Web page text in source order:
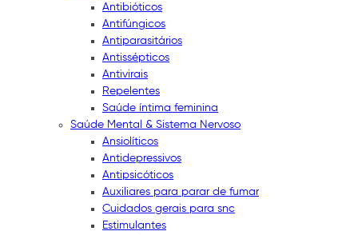
Antibióticos
Antifúngicos
Antiparasitários
Antissépticos
Antivirais
Repelentes
Saúde íntima feminina
Saúde Mental & Sistema Nervoso
Ansiolíticos
Antidepressivos
Antipsicóticos
Auxiliares para parar de fumar
Cuidados gerais para snc
Estimulantes